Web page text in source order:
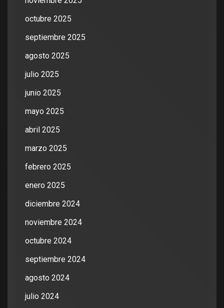
octubre 2025
septiembre 2025
agosto 2025
julio 2025
junio 2025
mayo 2025
abril 2025
marzo 2025
febrero 2025
enero 2025
diciembre 2024
noviembre 2024
octubre 2024
septiembre 2024
agosto 2024
julio 2024